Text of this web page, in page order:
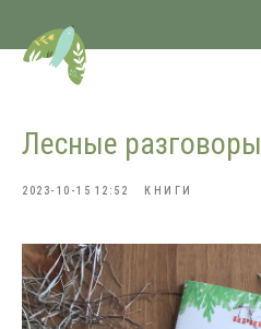
Лесные разговоры
2023-10-15 12:52 КНИГИ